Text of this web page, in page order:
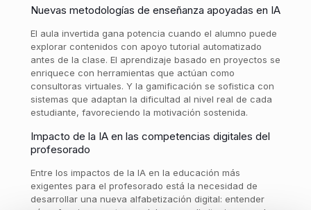
Nuevas metodologías de enseñanza apoyadas en IA
El aula invertida gana potencia cuando el alumno puede
explorar contenidos con apoyo tutorial automatizado
antes de la clase. El aprendizaje basado en proyectos se
enriquece con herramientas que actúan como
consultoras virtuales. Y la gamificación se sofistica con
sistemas que adaptan la dificultad al nivel real de cada
estudiante, favoreciendo la motivación sostenida.
Impacto de la IA en las competencias digitales del
profesorado
Entre los impactos de la IA en la educación más
exigentes para el profesorado está la necesidad de
desarrollar una nueva alfabetización digital: entender